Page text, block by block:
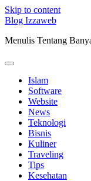
Skip to content
Blog Izzaweb
Menulis Tentang
Islam
Software
Website
News
Teknologi
Bisnis
Kuliner
Traveling
Tips
Kesehatan